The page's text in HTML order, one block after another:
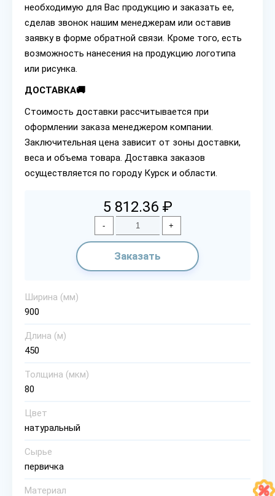
необходимую для Вас продукцию и заказать ее,
сделав звонок нашим менеджерам или оставив
заявку в форме обратной связи. Кроме того, есть
возможность нанесения на продукцию логотипа
или рисунка.
ДОСТАВКА🚚
Стоимость доставки рассчитывается при
оформлении заказа менеджером компании.
Заключительная цена зависит от зоны доставки,
веса и объема товара. Доставка заказов
осуществляется по городу Курск и области.
5 812.36 ₽
- +
Заказать
Ширина (мм)
900
Длина (м)
450
Толщина (мкм)
80
Цвет
натуральный
Сырье
первичка
Материал